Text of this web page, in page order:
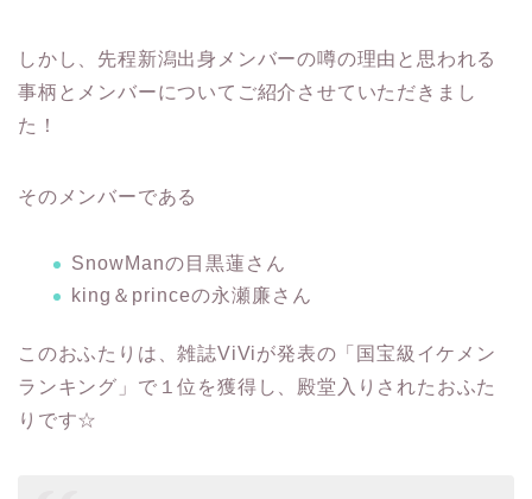
しかし、先程新潟出身メンバーの噂の理由と思われる
事柄とメンバーについてご紹介させていただきまし
た！
そのメンバーである
SnowManの目黒蓮さん
king＆princeの永瀬廉さん
このおふたりは、雑誌ViViが発表の「国宝級イケメン
ランキング」で１位を獲得し、殿堂入りされたおふた
りです☆